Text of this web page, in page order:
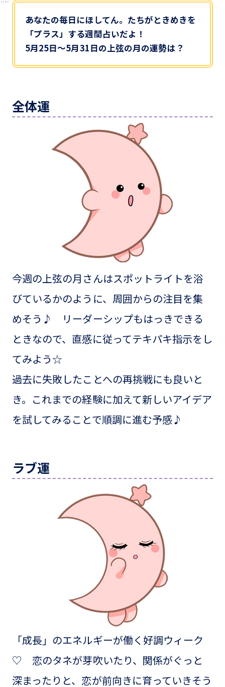
あなたの毎日にほしてん。たちがときめきを
「プラス」する週間占いだよ！
5月25日～5月31日の上弦の月の運勢は？
全体運
今週の上弦の月さんはスポットライトを浴
びているかのように、周囲からの注目を集
めそう♪ リーダーシップもはっきできる
ときなので、直感に従ってテキパキ指示をし
てみよう☆
過去に失敗したことへの再挑戦にも良いと
き。これまでの経験に加えて新しいアイデア
を試してみることで順調に進む予感♪
ラブ運
「成長」のエネルギーが働く好調ウィーク
♡ 恋のタネが芽吹いたり、関係がぐっと
深まったりと、恋が前向きに育っていきそう